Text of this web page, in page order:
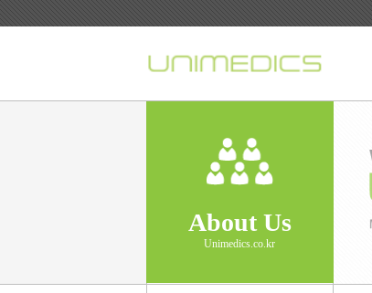
About Us
Unimedics.co.kr